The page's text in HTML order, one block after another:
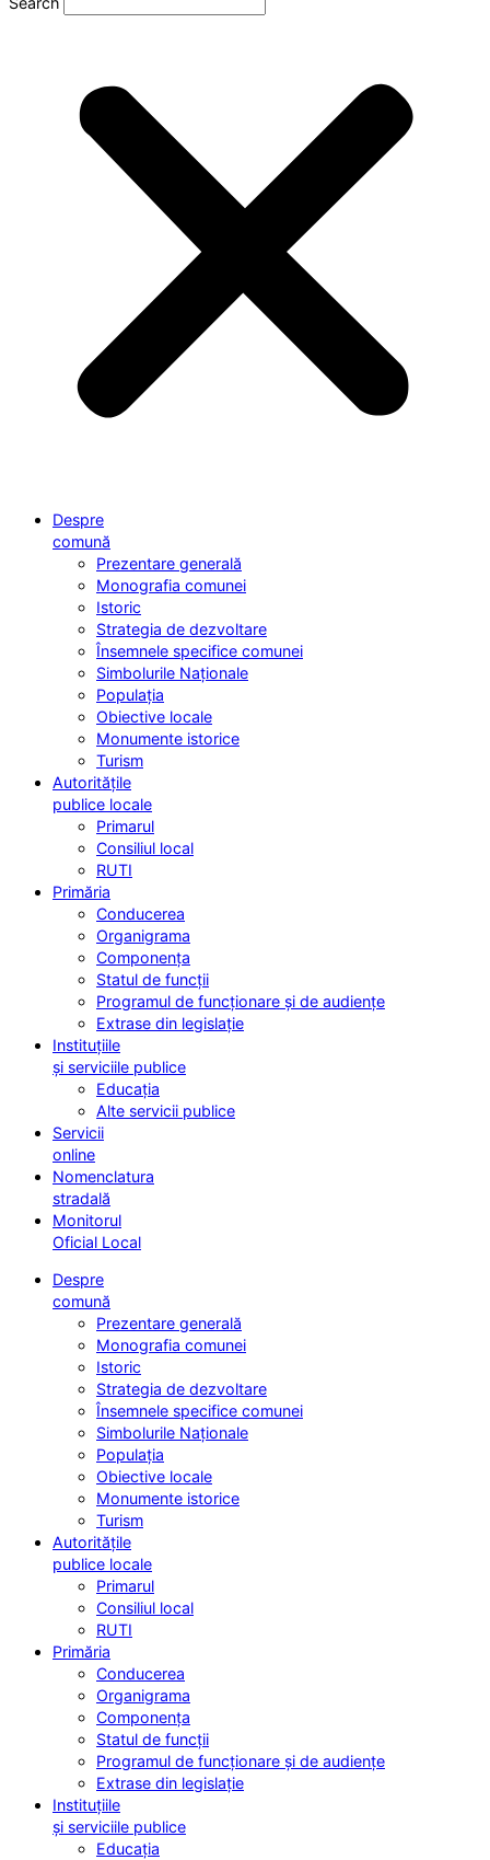
Despre
comună
Prezentare generală
Monografia comunei
Istoric
Strategia de dezvoltare
Însemnele specifice comunei
Simbolurile Naționale
Populația
Obiective locale
Monumente istorice
Turism
Autoritățile
publice locale
Primarul
Consiliul local
RUTI
Primăria
Conducerea
Organigrama
Componența
Statul de funcții
Programul de funcționare și de audiențe
Extrase din legislație
Instituțiile
și serviciile publice
Educația
Alte servicii publice
Servicii
online
Nomenclatura
stradală
Monitorul
Oficial Local
Despre
comună
Prezentare generală
Monografia comunei
Istoric
Strategia de dezvoltare
Însemnele specifice comunei
Simbolurile Naționale
Populația
Obiective locale
Monumente istorice
Turism
Autoritățile
publice locale
Primarul
Consiliul local
RUTI
Primăria
Conducerea
Organigrama
Componența
Statul de funcții
Programul de funcționare și de audiențe
Extrase din legislație
Instituțiile
și serviciile publice
Educația